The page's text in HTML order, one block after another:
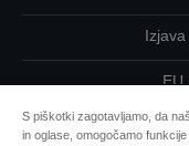
EU
S piškotki zagotavljamo, da
in oglase, omogočamo